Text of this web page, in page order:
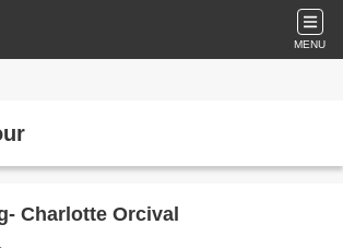
MENU
Charlotte Orcival